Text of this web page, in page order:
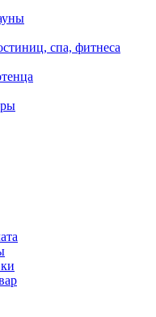
спа, фитнеса